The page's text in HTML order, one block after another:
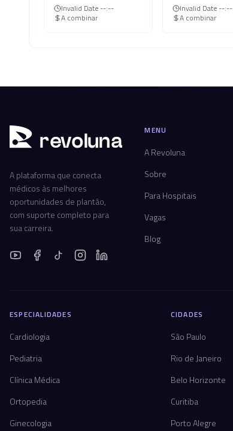
Invalid Date --:--
A combinar
Invalid Date --:--
A combinar
revoluna
A plataforma que conecta
médicos às melhores
oportunidades de plantão,
com suporte completo para
sua carreira.
MENU
A Revoluna
Sobre
Para Hospitais
Vagas
Blog
ESPECIALIDADES
Cardiologia
Pediatria
Clínica Médica
Ortopedia
Ginecologia
CIDADES
São Paulo
Rio de Janeiro
Belo Horizonte
Curitiba
Porto Alegre